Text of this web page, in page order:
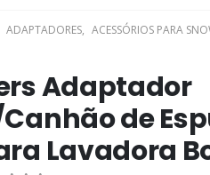
ADAPTADORES, ACESSÓRIOS PARA
Adaptador
de
Lavadora